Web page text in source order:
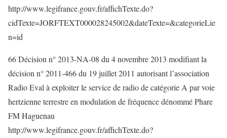
http://www.legifrance.gouv.fr/affichTexte.do?
cidTexte=JORFTEXT000028245002&dateTexte=&categorieLie
n=id
66 Décision n° 2013-NA-08 du 4 novembre 2013 modifiant la
décision n° 2011-466 du 19 juillet 2011 autorisant l’association
Radio Eval à exploiter le service de radio de catégorie A par voie
hertzienne terrestre en modulation de fréquence dénommé Phare
FM Haguenau
http://www.legifrance.gouv.fr/affichTexte.do?